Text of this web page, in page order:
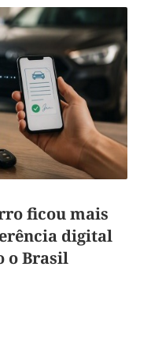
ficou mais
digital
o Brasil